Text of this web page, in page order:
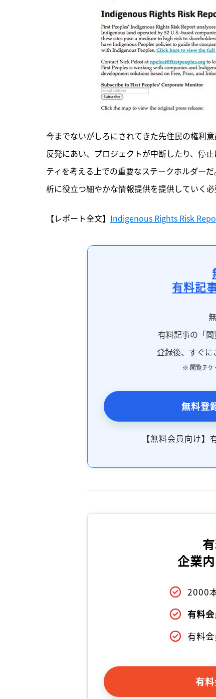
今までないがしろにされてきた先住民の権利
反発にあい、プロジェクトが中断したり、停
ティを考える上での重要なステークホルダー
析に役立つ細やかな情報提供を提供していく必
【レポート全文】 Indigenous Rights Risk
有料記
有料記事の「
登録後、すぐに
※ 閲覧チケ
無料登
【無料会員向け
企業
2000
有料
有料
有